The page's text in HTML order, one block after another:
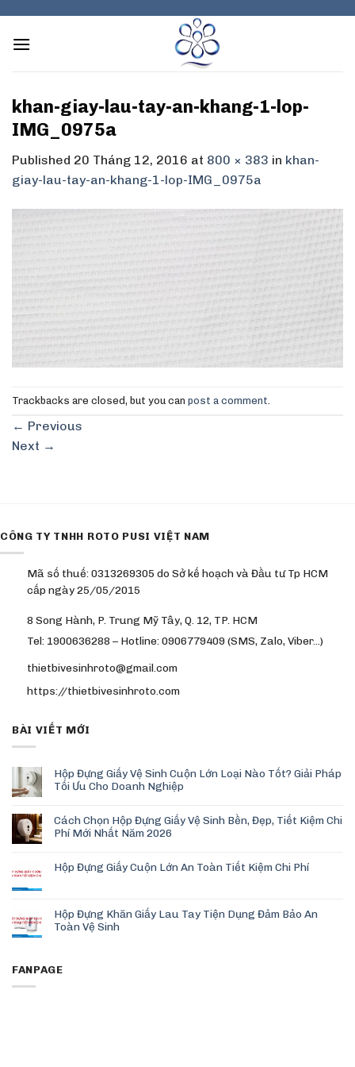
content
khan-giay-lau-tay-an-khang-1-lop-
IMG_0975a
Published 20 Tháng 12, 2016 at 800 × 383 in khan-
giay-lau-tay-an-khang-1-lop-IMG_0975a
Trackbacks are closed, but you can post a comment
← Previous
Next →
CÔNG TY TNHH ROTO PUSI VIỆT NAM
Mã số thuế: 0313269305 do Sở kế hoạch và Đầu tư Tp HCM
cấp ngày 25/05/2015
8 Song Hành, P. Trung Mỹ Tây, Q. 12, TP. HCM
Tel: 1900636288 – Hotline: 0906779409 (SMS, Zalo, Viber…)
thietbivesinhroto@gmail.com
https://thietbivesinhroto.com
BÀI VIẾT MỚI
Hộp Đựng Giấy Vệ Sinh Cuộn Lớn Loại Nào Tốt? Giải Pháp
Tối Ưu Cho Doanh Nghiệp
Cách Chọn Hộp Đựng Giấy Vệ Sinh Bền, Đẹp, Tiết Kiệm Chi
Phí Mới Nhất Năm 2026
Hộp Đựng Giấy Cuộn Lớn An Toàn Tiết Kiệm Chi Phí
Hộp Đựng Khăn Giấy Lau Tay Tiện Dụng Đảm Bảo An
Toàn Vệ Sinh
FANPAGE